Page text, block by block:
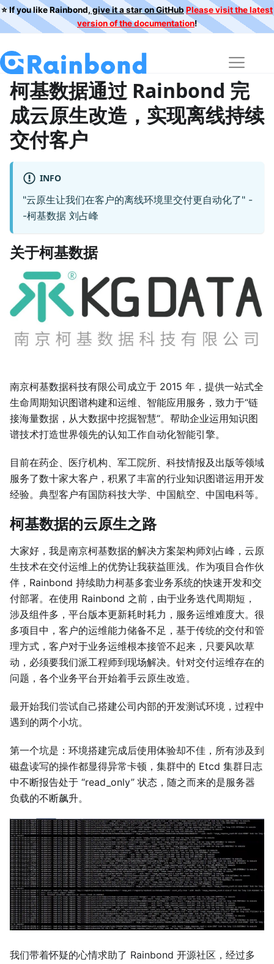
⭐️ If you like Rainbond,give it a star on GitHub Please visit the latest
version of the documentation!
柯基数据通过 Rainbond 完
成云原生改造，实现离线持续
交付客户
INFO
"云原生让我们在客户的离线环境里交付更自动化了" -
-柯基数据 刘占峰
关于柯基数据
南京柯基数据科技有限公司成立于 2015 年，提供一站式全
生命周期知识图谱构建和运维、智能应用服务，致力于“链
接海量数据，从大数据中挖掘智慧“。帮助企业运用知识图
谱技术打造世界领先的认知工作自动化智能引擎。
目前在药企、医疗机构、军工院所、科技情报及出版等领域
服务了数十家大客户，积累了丰富的行业知识图谱运用开发
经验。典型客户有国防科技大学、中国航空、中国电科等。
柯基数据的云原生之路
大家好，我是南京柯基数据的解决方案架构师刘占峰，云原
生技术在交付运维上的优势让我获益匪浅。作为项目合作伙
伴，Rainbond 持续助力柯基多套业务系统的快速开发和交
付部署。在使用 Rainbond 之前，由于业务迭代周期短，
涉及组件多，平台版本更新耗时耗力，服务运维难度大。很
多项目中，客户的运维能力储备不足，基于传统的交付和管
理方式，客户对于业务运维根本接管不起来，只要风吹草
动，必须要我们派工程师到现场解决。针对交付运维存在的
问题，各个业务平台开始着手云原生改造。
最开始我们尝试自己搭建公司内部的开发测试环境，过程中
遇到的两个小坑。
第一个坑是：环境搭建完成后使用体验却不佳，所有涉及到
磁盘读写的操作都显得异常卡顿，集群中的 Etcd 集群日志
中不断报告处于 “read_only” 状态，随之而来的是服务器
负载的不断飙升。
我们带着怀疑的心情求助了 Rainbond 开源社区，经过多